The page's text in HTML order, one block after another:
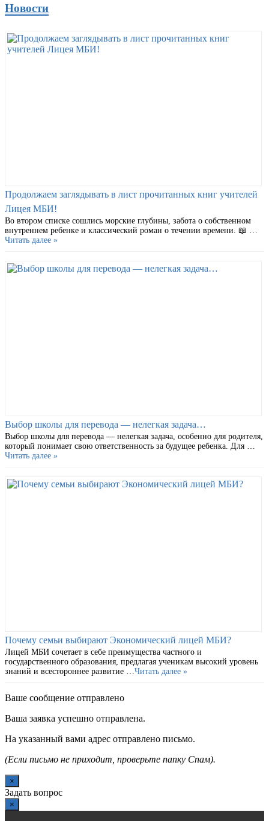
Новости
Продолжаем заглядывать в лист прочитанных книг учителей
Лицея МБИ!
Во втором списке сошлись морские глубины, забота о собственном
внутреннем ребенке и классический роман о течении времени. 📖 …
Читать далее »
Выбор школы для перевода — нелегкая задача…
Выбор школы для перевода — нелегкая задача, особенно для родителя,
который понимает свою ответственность за будущее ребенка. Для …
Читать далее »
Почему семьи выбирают Экономический лицей МБИ?
Лицей МБИ сочетает в себе преимущества частного и
государственного образования, предлагая ученикам высокий уровень
знаний и всестороннее развитие … Читать далее »
Ваше сообщение отправлено
Ваша заявка успешно отправлена.
На указанный вами адрес отправлено письмо.
(Если письмо не приходит, проверьте папку Спам).
×
Задать вопрос
×